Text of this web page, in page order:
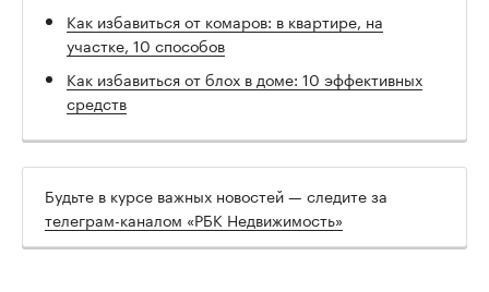
Как избавиться от комаров: в квартире, на
участке, 10 способов
Как избавиться от блох в доме: 10 эффективных
средств
Будьте в курсе важных новостей — следите за
телеграм-каналом «РБК Недвижимость»